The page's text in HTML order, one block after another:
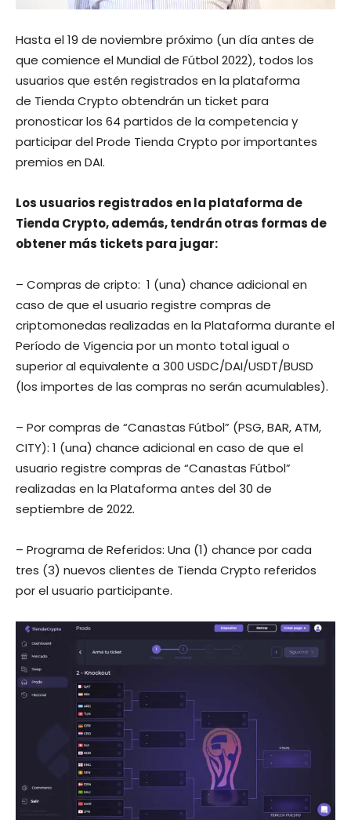
Hasta el 19 de noviembre próximo (un día antes de
que comience el Mundial de Fútbol 2022), todos los
usuarios que estén registrados en la plataforma
de Tienda Crypto obtendrán un ticket para
pronosticar los 64 partidos de la competencia y
participar del Prode Tienda Crypto por importantes
premios en DAI.
Los usuarios registrados en la plataforma de
Tienda Crypto, además, tendrán otras formas de
obtener más tickets para jugar:
– Compras de cripto: 1 (una) chance adicional en
caso de que el usuario registre compras de
criptomonedas realizadas en la Plataforma durante el
Período de Vigencia por un monto total igual o
superior al equivalente a 300 USDC/DAI/USDT/BUSD
(los importes de las compras no serán acumulables).
– Por compras de “Canastas Fútbol” (PSG, BAR, ATM,
CITY): 1 (una) chance adicional en caso de que el
usuario registre compras de “Canastas Fútbol”
realizadas en la Plataforma antes del 30 de
septiembre de 2022.
– Programa de Referidos: Una (1) chance por cada
tres (3) nuevos clientes de Tienda Crypto referidos
por el usuario participante.